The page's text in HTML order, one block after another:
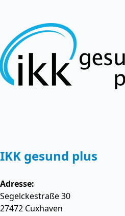
IKK gesund plus
Adresse:
Segelckestraße 30
27472 Cuxhaven